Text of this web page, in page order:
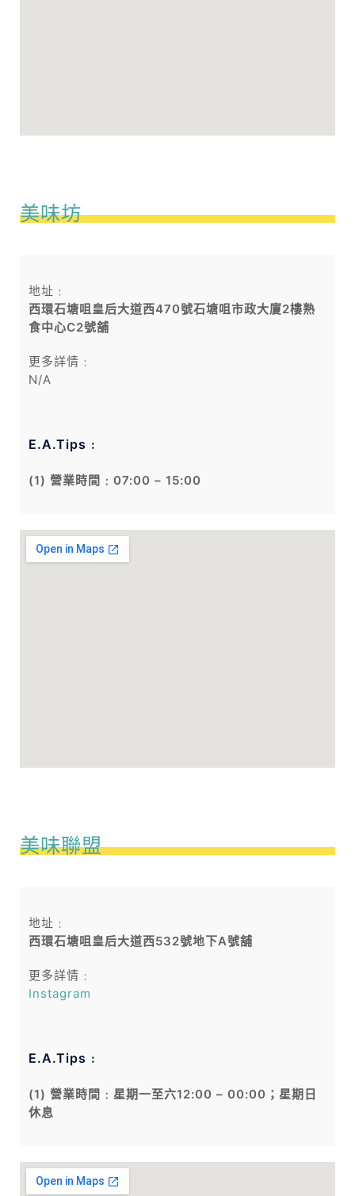
美味坊
地址﹕
西環石塘咀皇后大道西470號石塘咀市政大廈2樓熟
食中心C2號舖
更多詳情﹕
N/A
E.A.Tips﹕
(1) 營業時間﹕07:00 – 15:00
美味聯盟
地址﹕
西環石塘咀皇后大道西532號地下A號舖
更多詳情﹕
Instagram
E.A.Tips﹕
(1) 營業時間﹕星期一至六12:00 – 00:00；星期日
休息